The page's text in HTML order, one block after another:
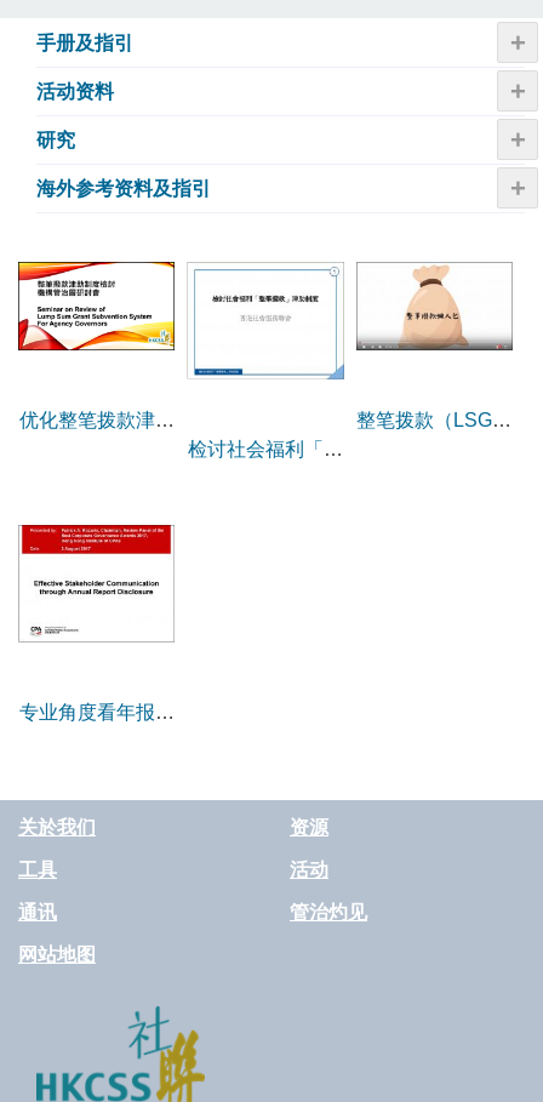
手册及指引 +
活动资​​料 +
研究 +
海外参考资料及指引 +
优化整笔拨款津助
检讨社会福利「整
整笔拨款（LSG）
专业角度看年报与
关於我们 资源
工具 活动
通讯 管治灼见
网站地图